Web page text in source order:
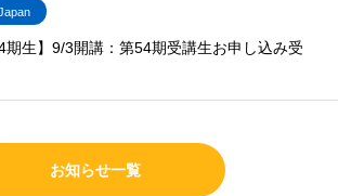
期生】9/3開講：第54期受講生お申し込み受
お知らせ一覧